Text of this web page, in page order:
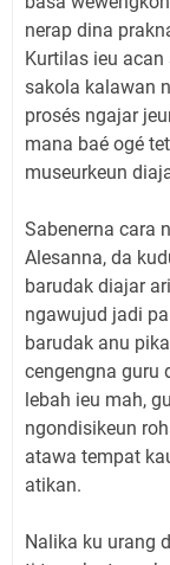
nerap dina
Kurtilas ieu
sakola kalawan
prosés ngajar
mana baé ogé
museurkeun
Sabenerna cara
Alesanna, da
barudak diajar
ngawujud jadi
barudak anu
cengengna guru
lebah ieu mah,
ngondisikeun
atawa tempat
atikan.
Nalika ku urang